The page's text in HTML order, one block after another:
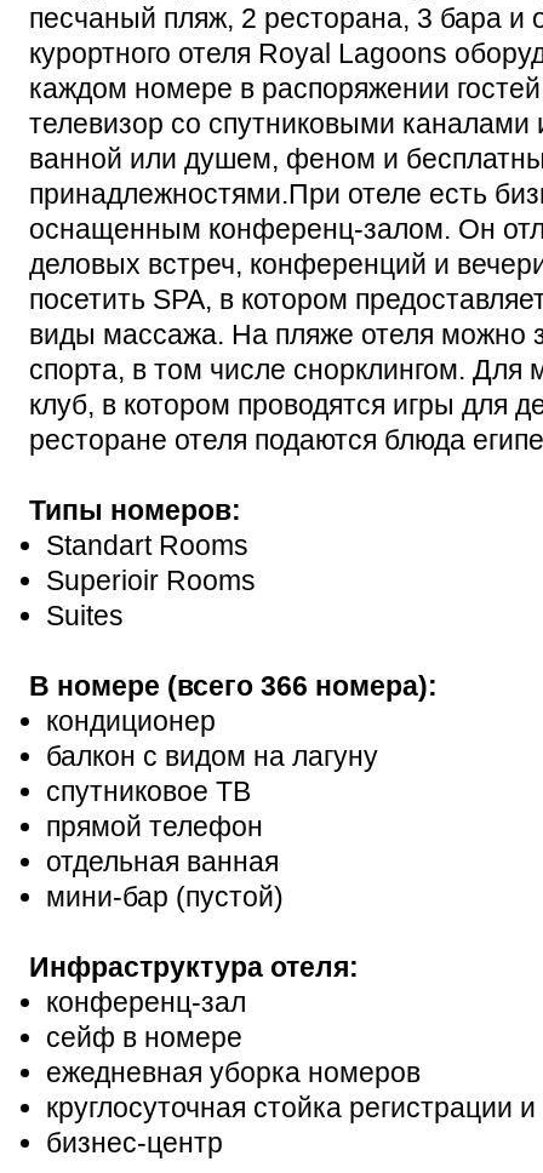
песчаный пляж, 2 ресторана, 3 бара
курортного отеля Royal Lagoons
каждом номере в распоряжении
телевизор со спутниковыми каналами
ванной или душем, феном и
принадлежностями.При отеле есть
оснащенным конференц-залом. Он
деловых встреч, конференций и
посетить SPA, в котором
виды массажа. На пляже отеля можно
спорта, в том числе снорклингом. Для
клуб, в котором проводятся игры для
ресторане отеля подаются блюда
Типы номеров:
Standart Rooms
Superioir Rooms
Suites
В номере (всего 366 номера):
кондиционер
балкон с видом на лагуну
спутниковое ТВ
прямой телефон
отдельная ванная
мини-бар (пустой)
Инфраструктура отеля:
конференц-зал
сейф в номере
ежедневная уборка номеров
круглосуточная стойка регистрации
бизнес-центр